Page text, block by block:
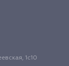
1с10